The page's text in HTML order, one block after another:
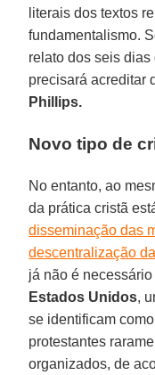
literais dos textos
fundamentalismo.
relato dos seis
precisará acreditar
Phillips.
Novo tipo de
No entanto, ao
da prática cristã
disseminação das
descentralização
já não é
Estados Unidos,
se identificam
protestantes
organizados, de